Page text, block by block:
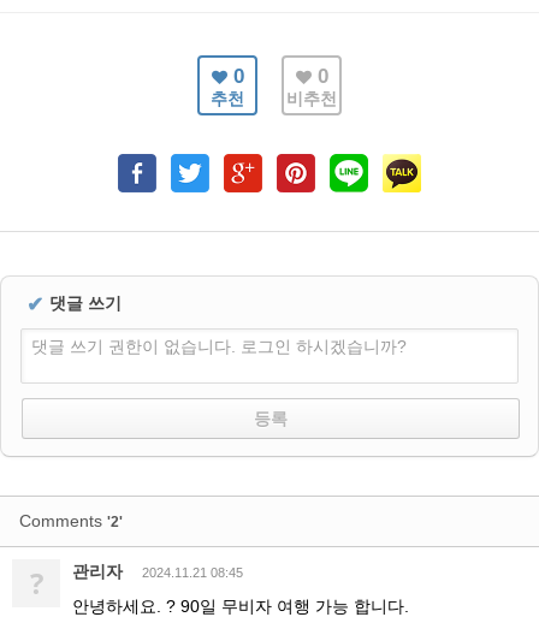
0
추천
0
비추천
✔ 댓글 쓰기
댓글 쓰기 권한이 없습니다. 로그인 하시겠습니까?
Comments '2'
? 관리자 2024.11.21 08:45
안녕하세요. ? 90일 무비자 여행 가능 합니다.